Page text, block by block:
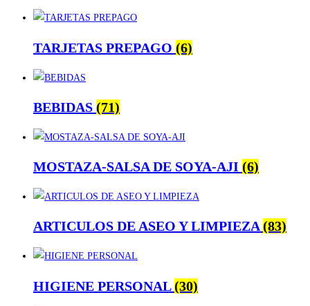
TARJETAS PREPAGO (6)
BEBIDAS (71)
MOSTAZA-SALSA DE SOYA-AJI (6)
ARTICULOS DE ASEO Y LIMPIEZA(83)
HIGIENE PERSONAL(30)